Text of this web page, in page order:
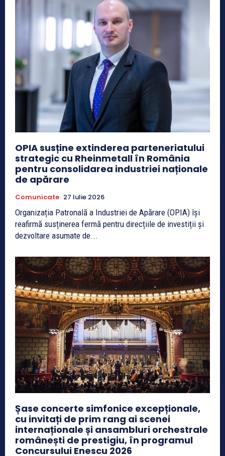
OPIA susține extinderea parteneriatului
strategic cu Rheinmetall în România
pentru consolidarea industriei naționale
de apărare
Comunicate 27 Iulie 2026
Organizația Patronală a Industriei de Apărare (OPIA) își
reafirmă susținerea fermă pentru direcțiile de investiții și
dezvoltare asumate de...
Șase concerte simfonice excepționale,
cu invitați de prim rang ai scenei
internaționale și ansambluri orchestrale
românești de prestigiu, în programul
Concursului Enescu 2026